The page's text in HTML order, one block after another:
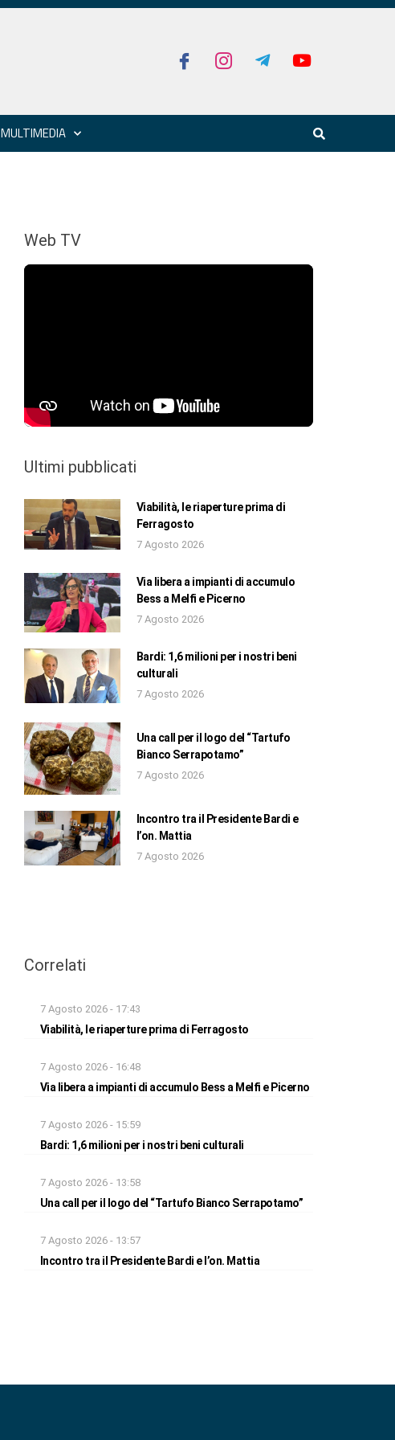
MULTIMEDIA
Web TV
Ultimi pubblicati
Viabilità, le riaperture prima di
Ferragosto
7 Agosto 2026
Via libera a impianti di accumulo
Bess a Melfi e Picerno
7 Agosto 2026
Bardi: 1,6 milioni per i nostri beni
culturali
7 Agosto 2026
Una call per il logo del “Tartufo
Bianco Serrapotamo”
7 Agosto 2026
Incontro tra il Presidente Bardi e
l’on. Mattia
7 Agosto 2026
Correlati
7 Agosto 2026 - 17:43
Viabilità, le riaperture prima di Ferragosto
7 Agosto 2026 - 16:48
Via libera a impianti di accumulo Bess a Melfi e Picerno
7 Agosto 2026 - 15:59
Bardi: 1,6 milioni per i nostri beni culturali
7 Agosto 2026 - 13:58
Una call per il logo del “Tartufo Bianco Serrapotamo”
7 Agosto 2026 - 13:57
Incontro tra il Presidente Bardi e l’on. Mattia